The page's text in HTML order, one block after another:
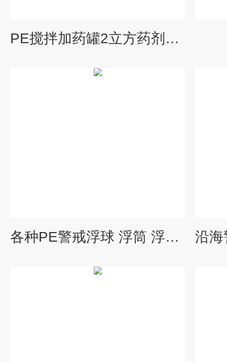
PE搅拌加药罐2立方药剂加药罐
各种PE警戒浮球 浮筒 浮体 浮漂 浮标 厂家图片